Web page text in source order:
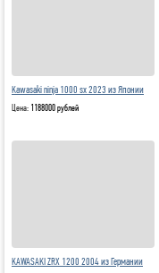
Kawasaki ninja 1000 sx 2023 из Японии
Цена: 1188000 рублей
KAWASAKI ZRX 1200 2004 из Германии